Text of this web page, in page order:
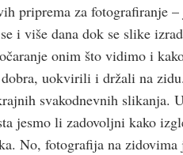
priprema za fotografiranje
i više dana dok se slike
onim što vidimo i
uokvirili i držali na
svakodnevnih slikanja.
jesmo li zadovoljni kako
No, fotografija na zidovima